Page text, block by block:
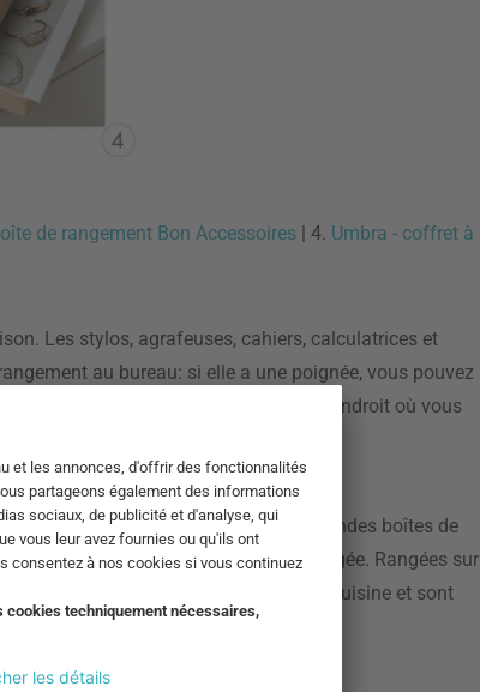
de rangement Bon Accessoires| 4. Umbra - coffret à
Les stylos, agrafeuses, cahiers, calculatrices et
au bureau: si elle a une poignée, vous pouvez
par la salle de réunion - selon l'endroit où vous
et bien plus encore. Ici, les grandes boîtes de
de main et garde la cuisine bien rangée. Rangées sur
être trouvées n'importe où dans la cuisine et sont